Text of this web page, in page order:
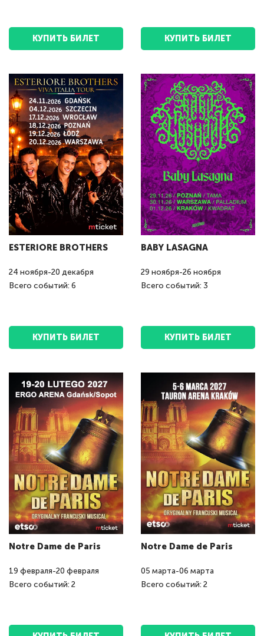
КУПИТЬ БИЛЕТ КУПИТЬ БИЛЕТ
ESTERIORE BROTHERS
24 ноября-20 декабря
Всего событий: 6
КУПИТЬ БИЛЕТ
BABY LASAGNA
29 ноября-26 ноября
Всего событий: 3
КУПИТЬ БИЛЕТ
Notre Dame de Paris
19 февраля-20 февраля
Всего событий: 2
Notre Dame de Paris
05 марта-06 марта
Всего событий: 2